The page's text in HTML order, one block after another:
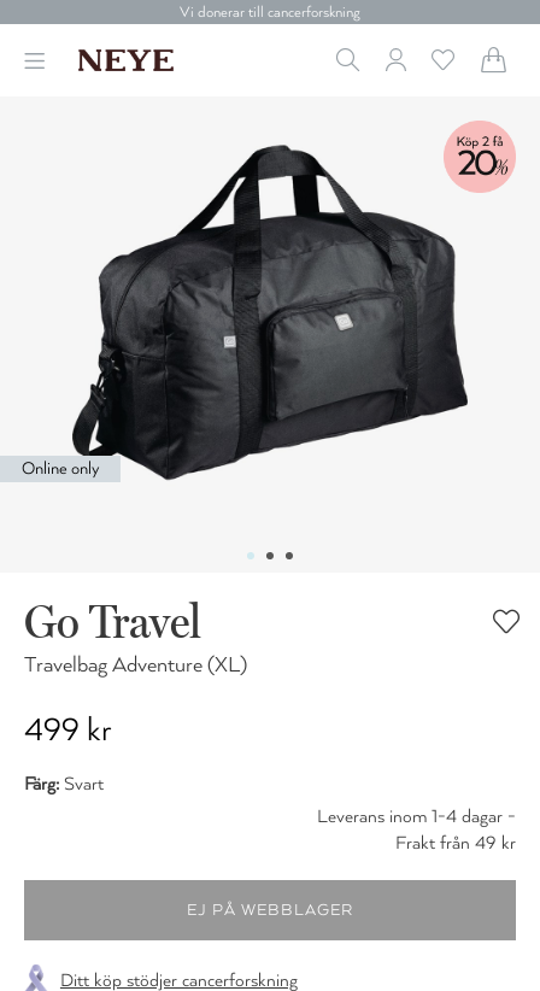
Vi donerar till cancerforskning
30 dagars retur
Betala med Klarna
Online only
Go Travel
Travelbag Adventure (XL)
499 kr
Färg: Svart
Leverans inom 1-4 dagar -
Frakt från 49 kr
Ditt köp stödjer cancerforskning